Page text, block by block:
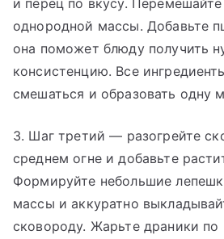
однородной массы. Добавьте
она поможет блюду получить
консистенцию. Все
смешаться и образовать одну
3. Шаг третий — разогрейте
среднем огне и добавьте
Формируйте небольшие
массы и аккуратно
сковороду. Жарьте драники